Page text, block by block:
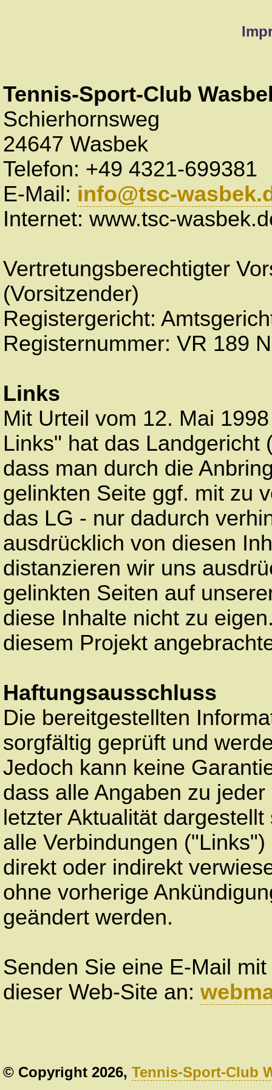
Tennis-Sport-Club
Schierhornsweg
24647 Wasbek
Telefon: +49 4321-699381
E-Mail: info@tsc-
Internet: www.tsc-
Vertretungsberechtigter
(Vorsitzender)
Registergericht:
Registernummer: VR 189
Links
Mit Urteil vom 12. Mai
Links" hat das Landgericht
dass man durch die
gelinkten Seite ggf. mit zu
das LG - nur dadurch
ausdrücklich von diesen
distanzieren wir uns
gelinkten Seiten auf
diese Inhalte nicht zu
diesem Projekt
Haftungsausschluss
Die bereitgestellten
sorgfältig geprüft und
Jedoch kann keine
dass alle Angaben zu
letzter Aktualität
alle Verbindungen
direkt oder indirekt
ohne vorherige
geändert werden.
Senden Sie eine E-Mail
dieser Web-Site an:
© Copyright 2026, Tennis-Sport-Club